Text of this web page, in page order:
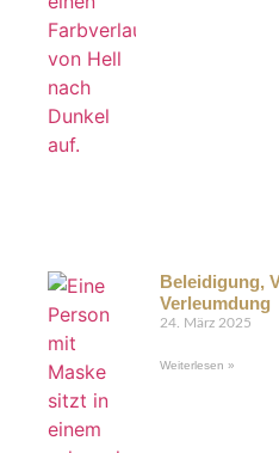
Beleidigung,
Verleumdung
24. März 2025
Weiterlesen »